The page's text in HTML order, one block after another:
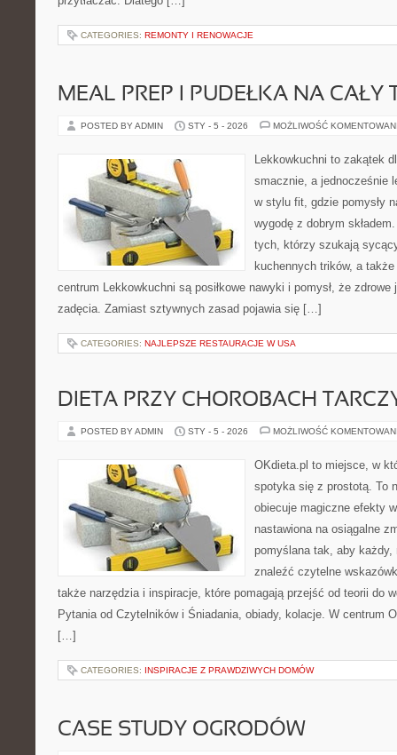
CATEGORIES: REMONTY I RENOWACJE
MEAL PREP I PUDEŁKA NA CAŁY
POSTED BY ADMIN STY - 5 - 2026 MOŻLIWOŚĆ
Lekkowkuchni to zakątek
smacznie, a jednocześnie
w stylu fit, gdzie pomysły
wygodę z dobrym
tych, którzy szukają
kuchennych trików, a
centrum Lekkowkuchni są posiłkowe nawyki i pomysł, że
zadęcia. Zamiast sztywnych zasad pojawia się […]
CATEGORIES: NAJLEPSZE RESTAURACJE W USA
DIETA PRZY CHOROBACH
POSTED BY ADMIN STY - 5 - 2026 MOŻLIWOŚĆ
OKdieta.pl to miejsce, w
spotyka się z prostotą. To
obiecuje magiczne efekty
nastawiona na osiągalne
pomyślana tak, aby każdy,
znaleźć czytelne
także narzędzia i inspiracje, które pomagają przejść od teorii do
Pytania od Czytelników i Śniadania, obiady, kolacje. W centrum
[…]
CATEGORIES: INSPIRACJE Z PRAWDZIWYCH DOMÓW
CASE STUDY OGRODÓW